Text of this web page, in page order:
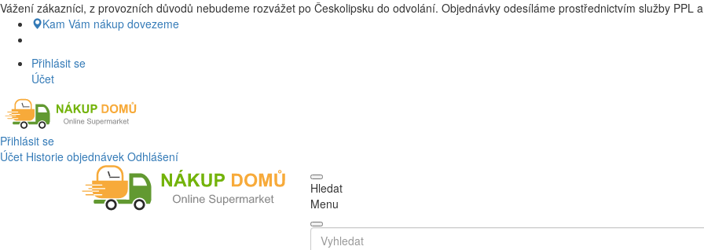
Nákup Potraviny domů, Nákup potraviny online, Čerstvé potraviny dovezeme až k vašim dveřím. Česká lípa
Vážení zákazníci, z provozních důvodů nebudeme rozvážet po Českolipsku do odvolání. Objednávky odesíláme prostřednictvím služby PPL
Kam Vám nákup dovezeme
Přihlásit se
Účet
Přihlásit se
Účet Historie objednávek Odhlášení
Hledat
Menu